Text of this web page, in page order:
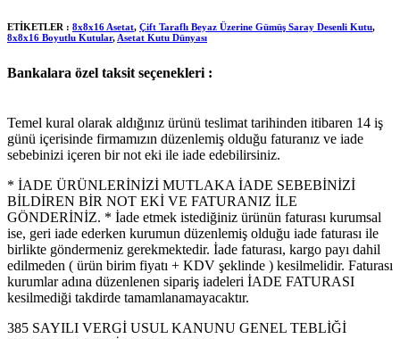
ETİKETLER : 8x8x16 Asetat, Çift Taraflı Beyaz Üzerine Gümüş Saray Desenli Kutu,
8x8x16 Boyutlu Kutular, Asetat Kutu Dünyası
Bankalara özel taksit seçenekleri :
Temel kural olarak aldığınız ürünü teslimat tarihinden itibaren 14 iş
günü içerisinde firmamızın düzenlemiş olduğu faturanız ve iade
sebebinizi içeren bir not eki ile iade edebilirsiniz.
* İADE ÜRÜNLERİNİZİ MUTLAKA İADE SEBEBİNİZİ
BİLDİREN BİR NOT EKİ VE FATURANIZ İLE
GÖNDERİNİZ. * İade etmek istediğiniz ürünün faturası kurumsal
ise, geri iade ederken kurumun düzenlemiş olduğu iade faturası ile
birlikte göndermeniz gerekmektedir. İade faturası, kargo payı dahil
edilmeden ( ürün birim fiyatı + KDV şeklinde ) kesilmelidir. Faturası
kurumlar adına düzenlenen sipariş iadeleri İADE FATURASI
kesilmediği takdirde tamamlanamayacaktır.
385 SAYILI VERGİ USUL KANUNU GENEL TEBLİĞİ